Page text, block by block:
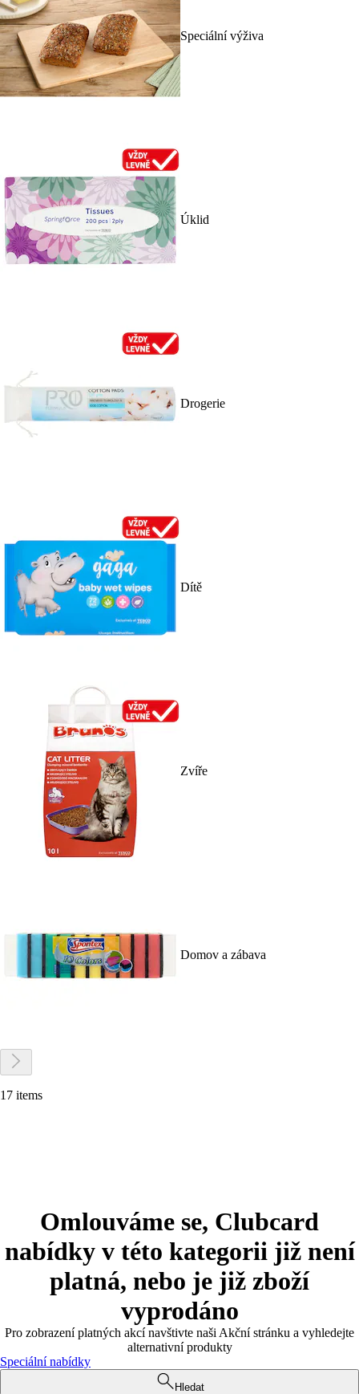
Speciální výživa
Úklid
Drogerie
Dítě
Zvíře
Domov a zábava
17 items
Omlouváme se, Clubcard
nabídky v této kategorii již není
platná, nebo je již zboží
vyprodáno
Pro zobrazení platných akcí navštivte naši Akční stránku a vyhledejte
alternativní produkty
Speciální nabídky
Hledat